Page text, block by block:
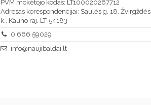
PVM mokėtojo kodas: LT100020267712
Adresas korespondencijai: Saulės g. 18, Žvirgždės
k., Kauno raj. LT-54183
0 666 59029
info@naujibaldai.lt